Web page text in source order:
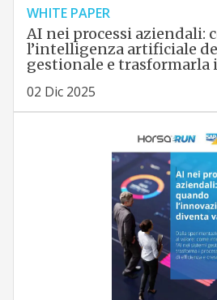
WHITE PAPER
AI nei processi aziendali:
l’intelligenza artificiale
gestionale e trasformarla
02 Dic 2025